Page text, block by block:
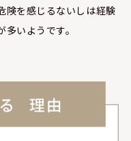
険を感じるないしは経験
いようです。